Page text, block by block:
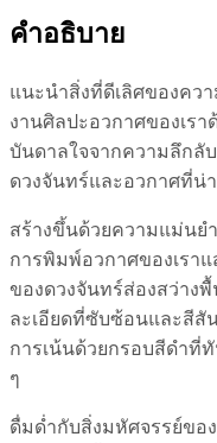
คำอธิบาย
แนะนำสิ่งที่ดีเลิศของคว
งานศิลปะอวกาศของเรา
บันดาลใจจากความลึกลั
ดวงจันทร์และอวกาศที่น่
สร้างขึ้นด้วยความแม่นย
การพิมพ์อวกาศของเรา
ของดวงจันทร์ส่องสว่าง
ละเอียดที่ซับซ้อนและสีสั
การเน้นด้วยกรอบสีดำที่
ๆ
ดื่มด่ำกับสิ่งมหัศจรรย์ขอ